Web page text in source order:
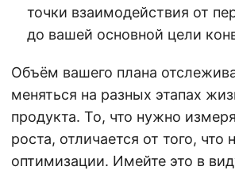
точки взаимодействия от
до вашей основной цели
Объём вашего плана
меняться на разных этапах
продукта. То, что нужно
роста, отличается от того, что
оптимизации. Имейте это в